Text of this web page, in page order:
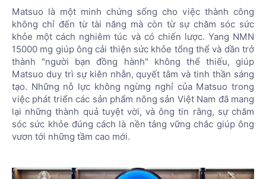
Matsuo là một minh chứng sống cho việc thành công
không chỉ đến từ tài năng mà còn từ sự chăm sóc sức
khỏe một cách nghiêm túc và có chiến lược. Yang NMN
15000 mg giúp ông cải thiện sức khỏe tổng thể và dần trở
thành "người bạn đồng hành" không thể thiếu, giúp
Matsuo duy trì sự kiên nhẫn, quyết tâm và tinh thần sáng
tạo. Những nỗ lực không ngừng nghỉ của Matsuo trong
việc phát triển các sản phẩm nông sản Việt Nam đã mang
lại những thành quả tuyệt vời, và ông tin rằng, sự chăm
sóc sức khỏe đúng cách là nền tảng vững chắc giúp ông
vươn tới những tầm cao mới.